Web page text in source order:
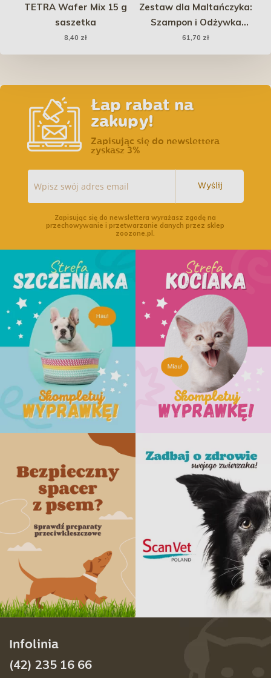
TETRA Wafer Mix 15 g
saszetka
8,40 zł
Zestaw dla Maltańczyka:
Szampon i Odżywka
SUPER BENO
PROFESSIONAL
61,70 zł
Łap rabat na
zakupy!
Zapisując się do newslettera
zyskasz 3%
Wyślij
Zapisując się do newslettera wyrażasz zgodę na
przechowywanie i przetwarzanie danych przez sklep
zoozone.pl.
Infolinia
(42) 235 16 66